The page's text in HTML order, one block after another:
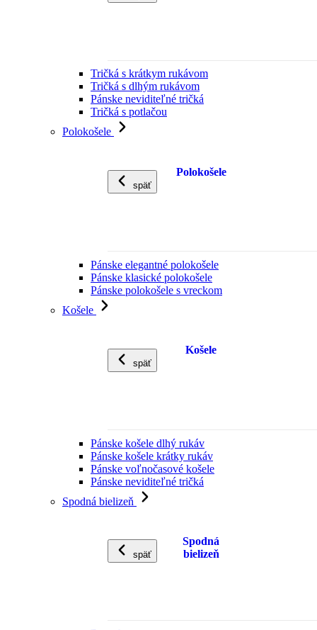
Tričká s krátkym rukávom
Tričká s dlhým rukávom
Pánske neviditeľné tričká
Tričká s potlačou
Polokošele
späť
Polokošele
Pánske elegantné polokošele
Pánske klasické polokošele
Pánske polokošele s vreckom
Košele
späť
Košele
Pánske košele dlhý rukáv
Pánske košele krátky rukáv
Pánske voľnočasové košele
Pánske neviditeľné tričká
Spodná bielizeň
späť
Spodná
bielizeň